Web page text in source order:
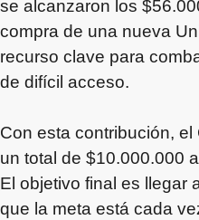
se alcanzaron los
compra de una nueva
recurso clave para
de difícil acceso.
Con esta contribución,
un total de $10.000.000
El objetivo final es llegar
que la meta está cada